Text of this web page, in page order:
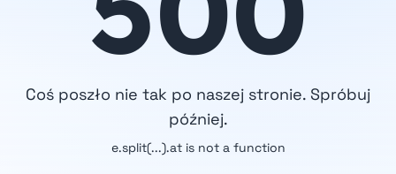
Coś poszło nie tak po naszej stronie. Spróbuj
później.
e.split(...).at is not a function